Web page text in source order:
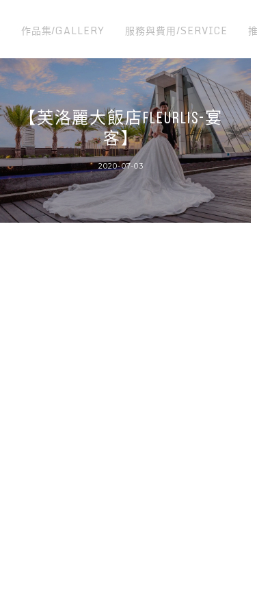
作品集/GALLERY 服務與費用/SERVICE
【芙洛麗大飯店FLEURLIS-宴
客】
2020-07-03